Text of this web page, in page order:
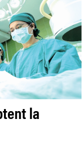
la